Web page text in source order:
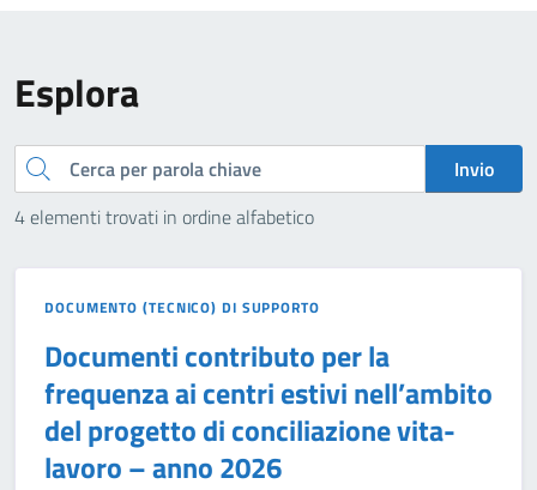
Esplora
Cerca
Invio
4 elementi trovati in ordine alfabetico
DOCUMENTO (TECNICO) DI SUPPORTO
Documenti contributo per la
frequenza ai centri estivi nell’ambito
del progetto di conciliazione vita-
lavoro – anno 2026